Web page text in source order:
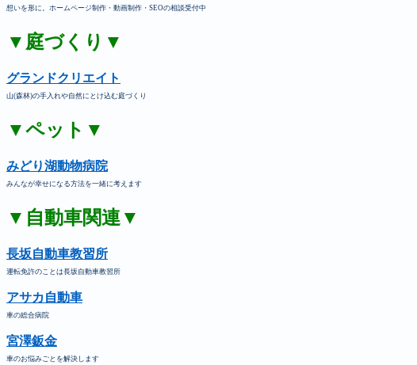
想いを形に。ホームページ制作・動画制作・SEOの相談受付中
▼庭づくり▼
グランドクリエイト
山(森林)の手入れや自然にとけ込む庭づくり
▼ペット▼
みどり湖動物病院
みんなが幸せになる方法を一緒に考えます
▼自動車関連▼
長坂自動車教習所
運転免許のことは長坂自動車教習所
アサカ自動車
車の総合病院
宮澤鈑金
車のお悩みごとを解決します